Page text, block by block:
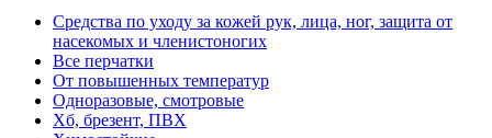
Средства по уходу за кожей рук, лица, ног, защита от
насекомых и членистоногих
Все перчатки
От повышенных температур
Одноразовые, смотровые
Хб, брезент, ПВХ